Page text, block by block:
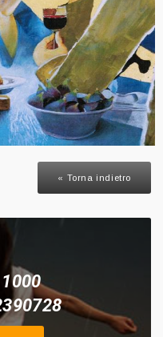
« Torna indietro
1000